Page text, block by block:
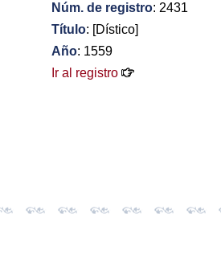
Núm. de registro: 2431
Título: [Dístico]
Año: 1559
Ir al registro